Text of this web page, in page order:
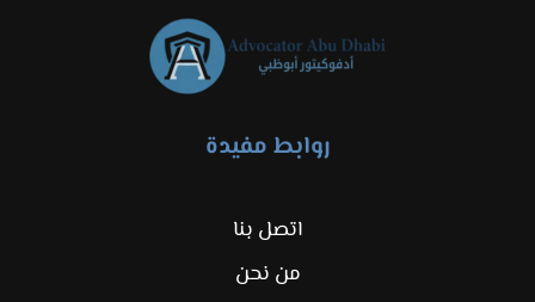
روابط مفيدة
اتصل بنا
من نحن